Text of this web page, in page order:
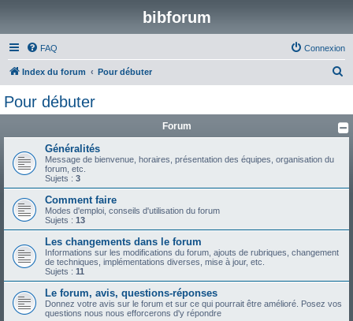
bibforum
FAQ Connexion
Index du forum Pour débuter
h
Pour débuter
Forum
Généralités
Message de bienvenue, horaires, présentation des équipes, organisation du
forum, etc.
Sujets : 3
Comment faire
Modes d'emploi, conseils d'utilisation du forum
Sujets : 13
Les changements dans le forum
Informations sur les modifications du forum, ajouts de rubriques, changement
de techniques, implémentations diverses, mise à jour, etc.
Sujets : 11
Le forum, avis, questions-réponses
Donnez votre avis sur le forum et sur ce qui pourrait être amélioré. Posez vos
questions nous nous efforcerons d'y répondre